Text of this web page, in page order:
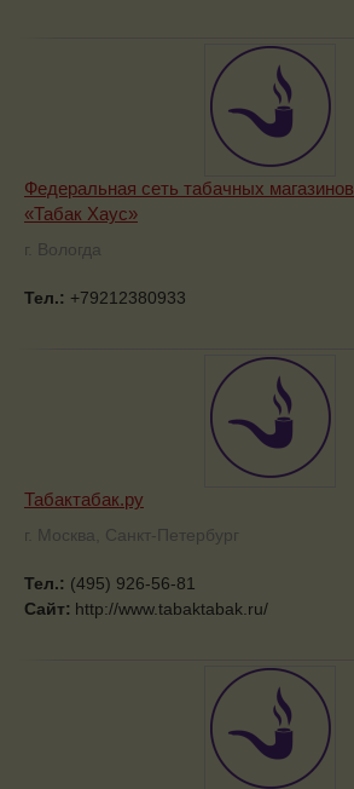
Федеральная сеть табачных магазинов
«Табак Хаус»
г. Вологда
Тел.: +79212380933
Табактабак.ру
г. Москва, Санкт-Петербург
Тел.: (495) 926-56-81
Сайт: http://www.tabaktabak.ru/